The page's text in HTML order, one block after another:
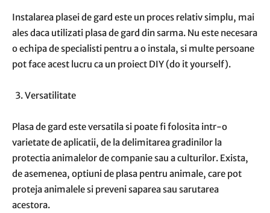
Instalarea plasei de gard este un proces relativ simplu, mai
ales daca utilizati plasa de gard din sarma. Nu este necesara
o echipa de specialisti pentru a o instala, si multe persoane
pot face acest lucru ca un proiect DIY (do it yourself).
Versatilitate
Plasa de gard este versatila si poate fi folosita intr-o
varietate de aplicatii, de la delimitarea gradinilor la
protectia animalelor de companie sau a culturilor. Exista,
de asemenea, optiuni de plasa pentru animale, care pot
proteja animalele si preveni saparea sau sarutarea
acestora.